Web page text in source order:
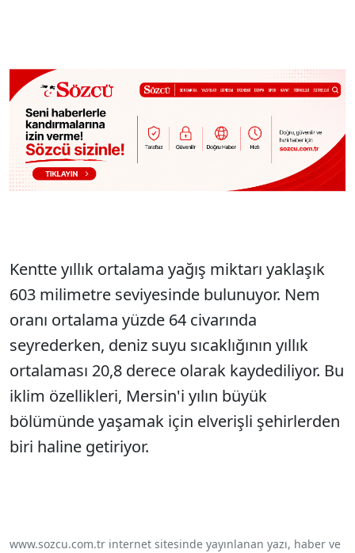
Kentte yıllık ortalama yağış miktarı yaklaşık
603 milimetre seviyesinde bulunuyor. Nem
oranı ortalama yüzde 64 civarında
seyrederken, deniz suyu sıcaklığının yıllık
ortalaması 20,8 derece olarak kaydediliyor. Bu
iklim özellikleri, Mersin'i yılın büyük
bölümünde yaşamak için elverişli şehirlerden
biri haline getiriyor.
www.sozcu.com.tr internet sitesinde yayınlanan yazı, haber ve